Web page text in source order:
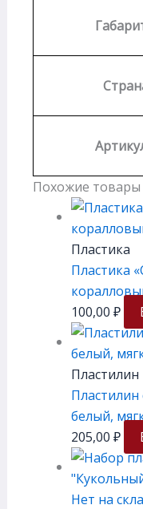
Похожие товары
Пластика
Пластика
100,00 ₽
Пластилин
белый,
205,00 ₽
Нет на